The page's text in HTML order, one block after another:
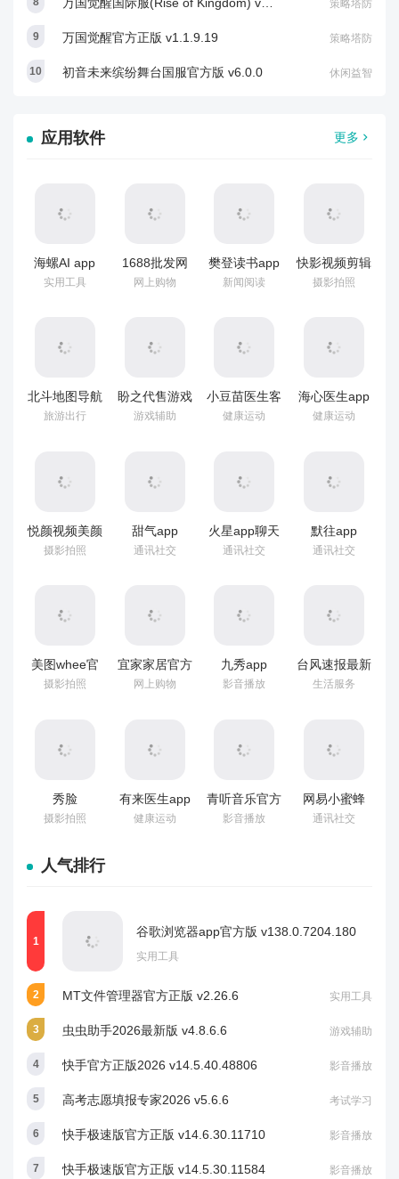
策略塔防
万国觉醒官方正版 v1.1.9.19 策略塔防
初音未来缤纷舞台国服官方版 v6.0.0 休闲益智
应用软件 更多
海螺AI app
v2.18.2
实用工具
1688批发网
app
网上购物
樊登读书app
最新版本(帆
新闻阅读
快影视频剪辑
app
摄影拍照
北斗地图导航
官方正式版
旅游出行
盼之代售游戏
交易平台app
游戏辅助
小豆苗医生客
户端 v4.3.1
健康运动
海心医生app
v5.8.11
健康运动
悦颜视频美颜
app
摄影拍照
甜气app
v1.1.3
通讯社交
火星app聊天
软件 v5.3.3
通讯社交
默往app
v3.61.3
通讯社交
美图whee官
方版 v3.12.0
摄影拍照
宜家家居官方
网上商城app
网上购物
九秀app
v5.9.3
影音播放
台风速报最新
版 v1.16.17
生活服务
秀脸
FacePlay最
摄影拍照
有来医生app
患者版
健康运动
青听音乐官方
最新版 v1.3.8
影音播放
网易小蜜蜂
app最新版
通讯社交
人气排行
谷歌浏览器app官方版 v138.0.7204.180
实用工具
MT文件管理器官方正版 v2.26.6 实用工具
虫虫助手2026最新版 v4.8.6.6 游戏辅助
快手官方正版2026 v14.5.40.48806 影音播放
高考志愿填报专家2026 v5.6.6 考试学习
快手极速版官方正版 v14.6.30.11710 影音播放
快手极速版官方正版 v14.5.30.11584 影音播放